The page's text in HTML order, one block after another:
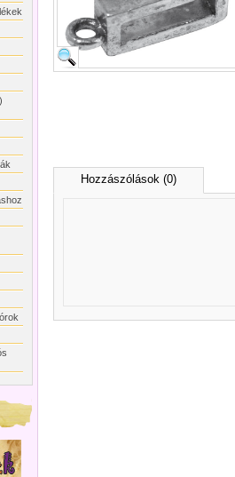
Hozzászólások (0)